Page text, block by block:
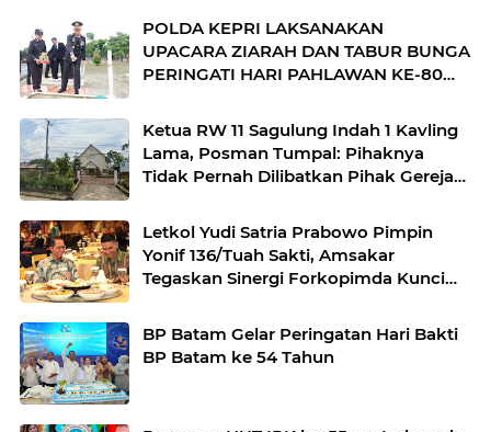
POLDA KEPRI LAKSANAKAN
UPACARA ZIARAH DAN TABUR BUNGA
PERINGATI HARI PAHLAWAN KE-80
Ketua RW 11 Sagulung Indah 1 Kavling
Lama, Posman Tumpal: Pihaknya
Tidak Pernah Dilibatkan Pihak Gereja
Nafkah Disana
Letkol Yudi Satria Prabowo Pimpin
Yonif 136/Tuah Sakti, Amsakar
Tegaskan Sinergi Forkopimda Kunci
BP Batam Gelar Peringatan Hari Bakti
BP Batam ke 54 Tahun